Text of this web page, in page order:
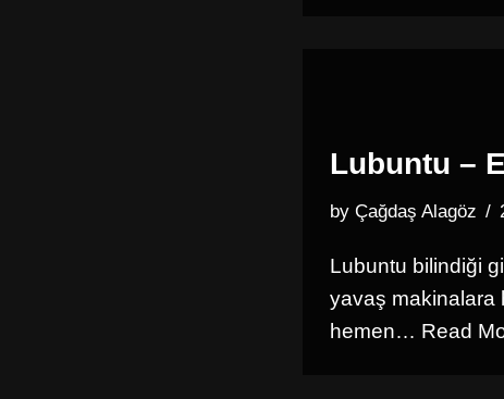
Lubuntu –
by Çağdaş Alagöz
Lubuntu bilindiği
yavaş makinalara
hemen… Read